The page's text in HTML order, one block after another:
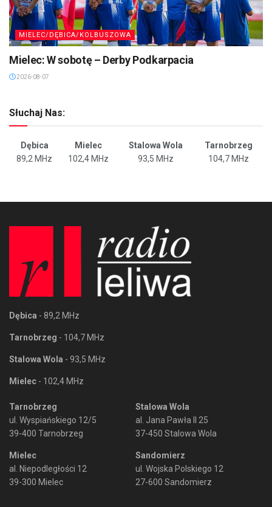
MIELEC/DĘBICA/KOLBUSZOWA
Mielec: W sobotę – Derby Podkarpacia
2026-08-07
Słuchaj Nas:
Dębica Mielec Stalowa Wola
Tarnobrzeg
89,2 MHz
102,4 MHz 93,5 MHz 104,7 MHz
Dębica - 89,2 MHz
Tarnobrzeg - 104,7 MHz
Stalowa Wola - 93,5 MHz
Mielec - 102,4 MHz
Tarnobrzeg
ul. Wyspiańskiego 12/5
39-400 Tarnobrzeg
Mielec
al. Niepodległości 12
39-300 Mielec
Stalowa Wola
al. Jana Pawła II 25
37-450 Stalowa Wola
Sandomierz
ul. Wojska Polskiego 12
27-600 Sandomierz